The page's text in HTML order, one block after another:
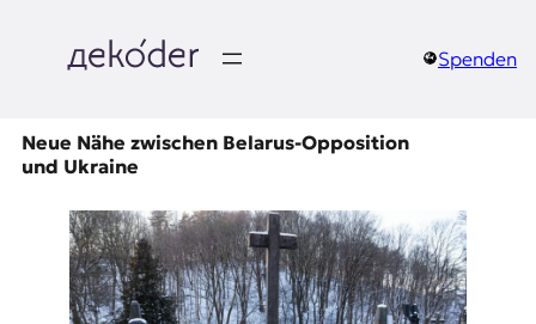
springen
e
Spenden
Neue Nähe zwischen Belarus-Opposition
und Ukraine